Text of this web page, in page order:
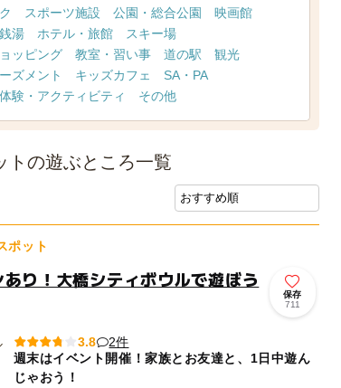
スポーツ施設 公園・総合公園
映画館
湯 ホテル・旅館
スキー場
ッピング 教室・習い事 道の駅
観光
ズメント キッズカフェ
SA・PA
験・アクティビティ その他
トの遊ぶところ一覧
ポット
り！大橋シティボウルで遊ぼう
保存
711
3.8
2件
週末はイベント開催！家族とお友達と、1日中遊ん
じゃおう！